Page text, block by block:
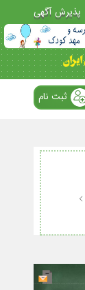
پذیرش آگهی
ثبت نام